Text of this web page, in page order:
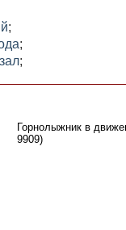
;
;
;
Горнолыжник в
9909)